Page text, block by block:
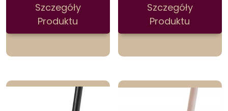
Szczegóły
Produktu
Szczegóły
Produktu